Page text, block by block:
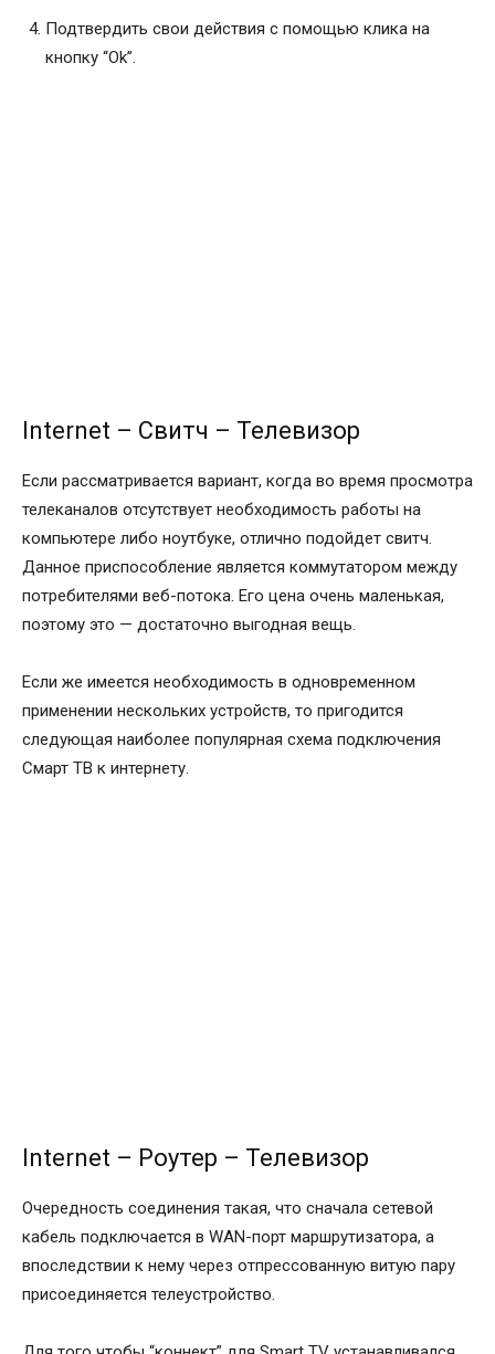
Подтвердить свои действия с помощью клика на
кнопку “Оk”.
Internet – Свитч – Телевизор
Если рассматривается вариант, когда во время просмотра
телеканалов отсутствует необходимость работы на
компьютере либо ноутбуке, отлично подойдет свитч.
Данное приспособление является коммутатором между
потребителями веб-потока. Его цена очень маленькая,
поэтому это — достаточно выгодная вещь.
Если же имеется необходимость в одновременном
применении нескольких устройств, то пригодится
следующая наиболее популярная схема подключения
Смарт ТВ к интернету.
Internet – Роутер – Телевизор
Очередность соединения такая, что сначала сетевой
кабель подключается в WAN-порт маршрутизатора, а
впоследствии к нему через отпрессованную витую пару
присоединяется телеустройство.